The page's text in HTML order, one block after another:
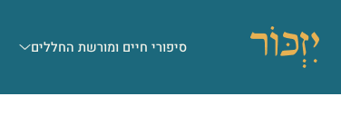
סיפורי חיים ומורשת החללים